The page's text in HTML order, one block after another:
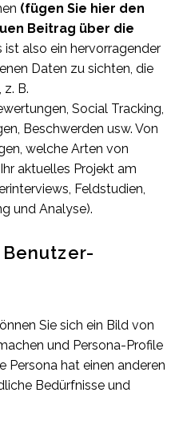
(fügen Sie hier den
Beitrag über die
ist also ein hervorragender
Daten zu sichten, die
B.
Social Tracking,
Beschwerden usw. Von
welche Arten von
aktuelles Projekt am
Feldstudien,
und Analyse).
Sie sich ein Bild von
und Persona-Profile
Persona hat einen anderen
Bedürfnisse und